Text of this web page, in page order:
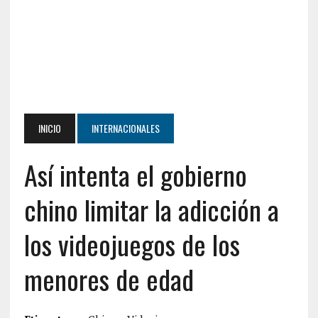
INICIO INTERNACIONALES
Así intenta el gobierno
chino limitar la adicción a
los videojuegos de los
menores de edad